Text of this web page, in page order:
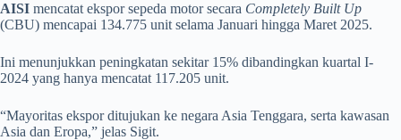
AISI mencatat ekspor sepeda motor secara Completely Built Up
(CBU) mencapai 134.775 unit selama Januari hingga Maret 2025.
Ini menunjukkan peningkatan sekitar 15% dibandingkan kuartal I-
2024 yang hanya mencatat 117.205 unit.
“Mayoritas ekspor ditujukan ke negara Asia Tenggara, serta kawasan
Asia dan Eropa,” jelas Sigit.